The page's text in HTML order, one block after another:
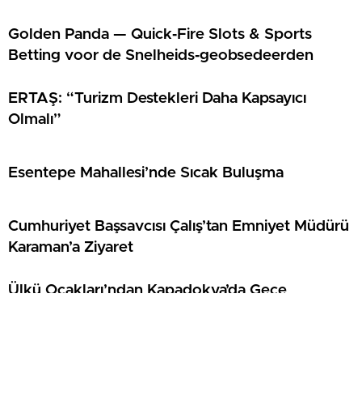
Golden Panda — Quick‑Fire Slots & Sports
Betting voor de Snelheids‑geobsedeerden